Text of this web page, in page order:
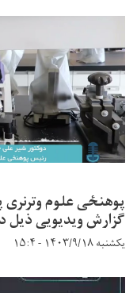
پوهنځی علوم وترنری
گزارش ویدیویی ذیل
یکشنبه ۱۴۰۳/۹/۱۸ - ۱۵:۴